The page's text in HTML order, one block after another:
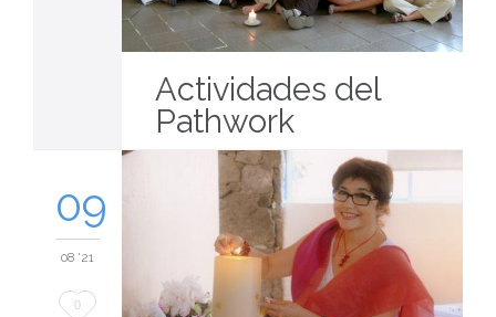
Actividades del
Pathwork
09
08 '21
Love
0